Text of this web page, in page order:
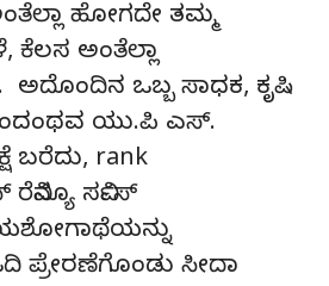
ಹೋಗದೇ ತಮ್ಮ
ಕೆಲಸ ಅಂತೆಲ್ಲಾ
ಅದೊಂದಿನ ಒಬ್ಬ ಸಾಧಕ, ಕೃಷಿ
ಯು.ಪಿ ಎಸ್.
ಬರೆದು, rank
ಸರ್ವಿಸ್
ಪ್ರೇರಣೆಗೊಂಡು ಸೀದಾ